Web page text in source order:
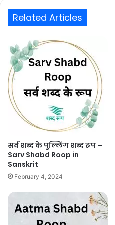
Related Articles
सर्व शब्द के पुल्लिंग शब्द रूप –
Sarv Shabd Roop in
Sanskrit
February 4, 2024